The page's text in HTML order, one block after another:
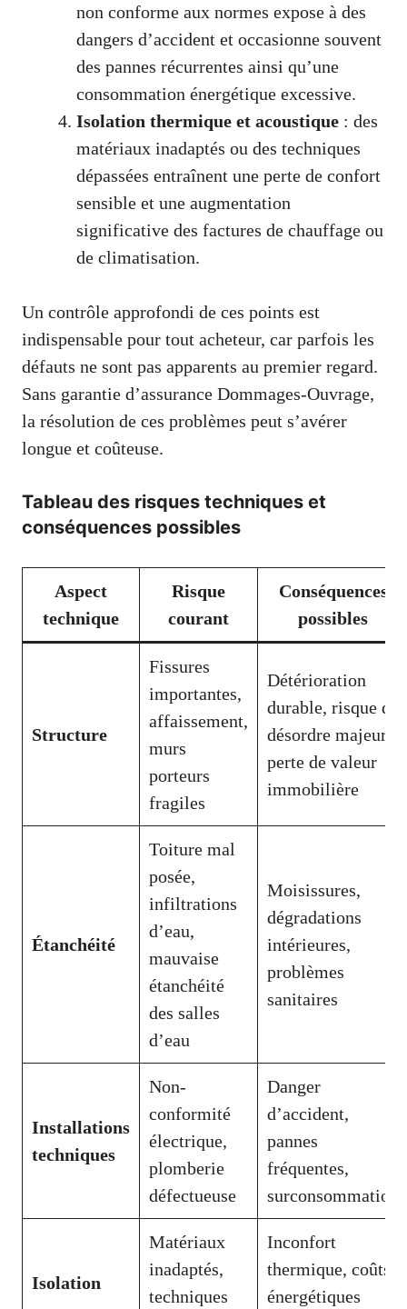
non conforme aux normes expose à des
dangers d’accident et occasionne souvent
des pannes récurrentes ainsi qu’une
consommation énergétique excessive.
Isolation thermique et acoustique : des
matériaux inadaptés ou des techniques
dépassées entraînent une perte de confort
sensible et une augmentation
significative des factures de chauffage ou
de climatisation.
Un contrôle approfondi de ces points est
indispensable pour tout acheteur, car parfois les
défauts ne sont pas apparents au premier regard.
Sans garantie d’assurance Dommages-Ouvrage,
la résolution de ces problèmes peut s’avérer
longue et coûteuse.
Tableau des risques techniques et
conséquences possibles
Aspect
technique
Risque
courant
Conséquences
possibles
Structure
Fissures
importantes,
affaissement,
murs
porteurs
fragiles
Détérioration
durable, risque de
désordre majeur,
perte de valeur
immobilière
Étanchéité
Toiture mal
posée,
infiltrations
d’eau,
mauvaise
étanchéité
des salles
d’eau
Moisis­sures,
dégradations
intérieures,
problèmes
sanitaires
Installations
techniques
Non-
conformité
électrique,
plomberie
défectueuse
Danger
d’accident,
pannes
fréquentes,
surconsommation
Isolation
Matériaux
inadaptés,
techniques
Inconfort
thermique, coûts
énergétiques